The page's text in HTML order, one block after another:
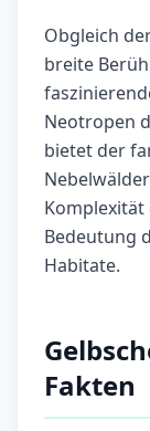
Obgleich
breite
Neotropen
bietet der
Bedeutung
Habitate.
Fakten